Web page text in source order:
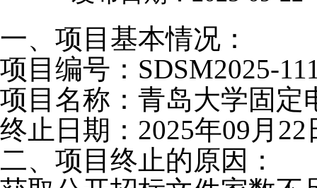
一、项目基本情况：
项目编号： SDSM2025-
项目名称：青岛大学固定
终止日期： 2025年09月22
二、项目终止的原因：